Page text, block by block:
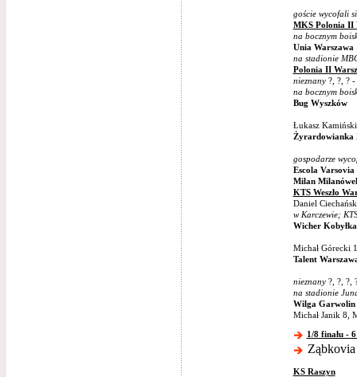
goście wycofali
MKS Polonia II
na bocznym
Unia Warszawa
na stadionie
Polonia II
nieznany?, ?, ? -
na bocznym
Bug Wyszków
Łukasz
Żyrardowianka
gospodarze
Escola Varsovia
Milan
KTS Weszło
Daniel
w Karczewie;
Wicher Kobyłka
Michał Górecki
Talent
nieznany?, ?, ?,
na stadionie
Wilga Garwolin
Michał Janik 8,
1/8 finału -
KS Raszyn